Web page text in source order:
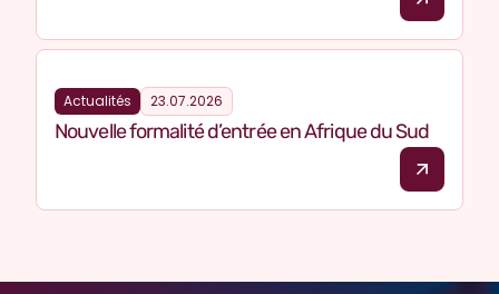
Actualités 23.07.2026
Nouvelle formalité d’entrée en Afrique du Sud